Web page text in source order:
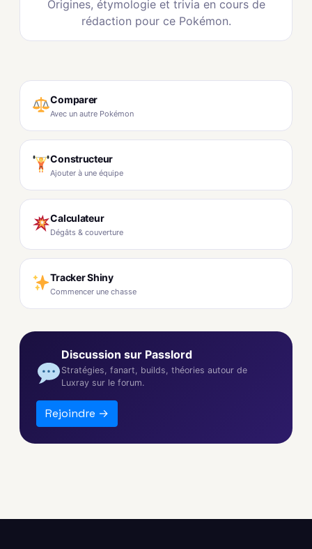
Origines, étymologie et trivia en cours de
rédaction pour ce Pokémon.
Comparer
Avec un autre Pokémon
Constructeur
Ajouter à une équipe
Calculateur
Dégâts & couverture
Tracker Shiny
Commencer une chasse
Discussion sur Passlord
Stratégies, fanart, builds, théories autour de
Luxray sur le forum.
Rejoindre →